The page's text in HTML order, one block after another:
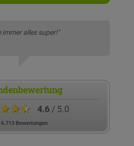
immer alles super!"
4.6/ 5.0
6.713 Bewertungen